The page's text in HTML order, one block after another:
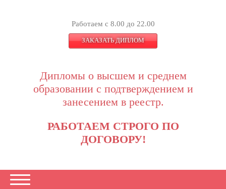
Работаем с 8.00 до 22.00
ЗАКАЗАТЬ ДИПЛОМ
Дипломы о высшем и среднем
образовании с подтверждением и
занесением в реестр.
РАБОТАЕМ СТРОГО ПО
ДОГОВОРУ!